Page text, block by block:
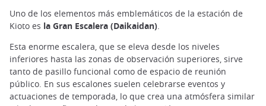
Uno de los elementos más emblemáticos de la estación de
Kioto es la Gran Escalera (Daikaidan).
Esta enorme escalera, que se eleva desde los niveles
inferiores hasta las zonas de observación superiores, sirve
tanto de pasillo funcional como de espacio de reunión
público. En sus escalones suelen celebrarse eventos y
actuaciones de temporada, lo que crea una atmósfera similar